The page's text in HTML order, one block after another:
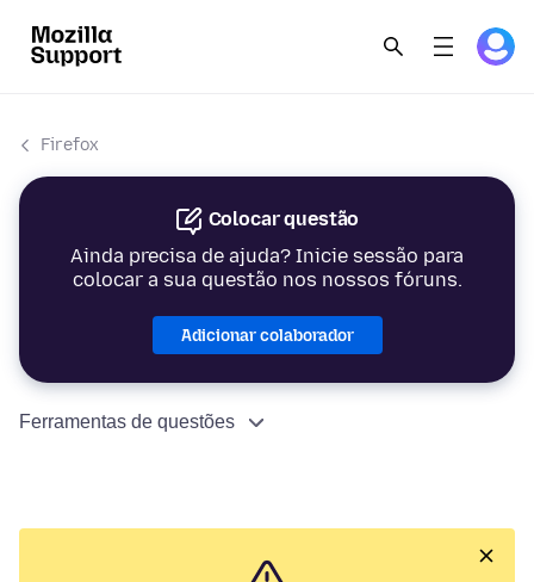
Firefox
Colocar questão
Ainda precisa de ajuda? Inicie sessão para
colocar a sua questão nos nossos fóruns.
Adicionar colaborador
Ferramentas de questões